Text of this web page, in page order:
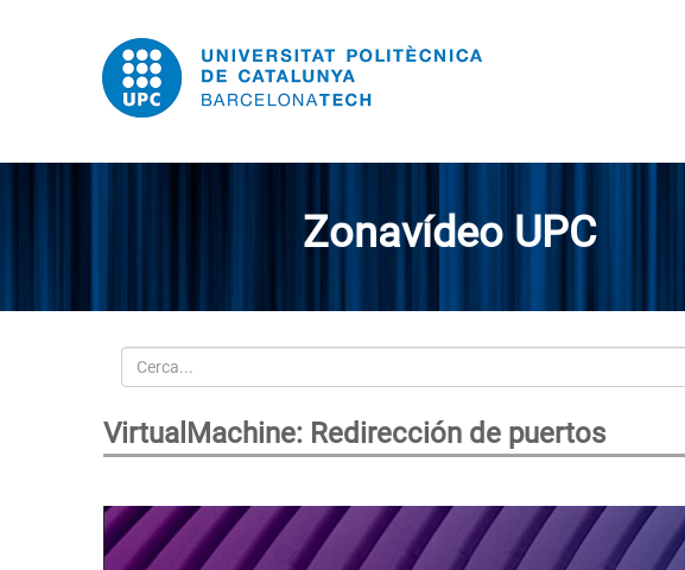
Zonavídeo UPC
Cerca
VirtualMachine: Redirección de puertos